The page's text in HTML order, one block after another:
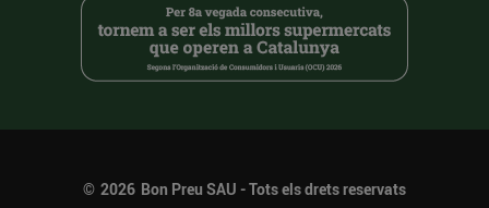
© 2026 Bon Preu SAU - Tots els drets reservats